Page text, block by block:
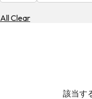
All Clear
該当す